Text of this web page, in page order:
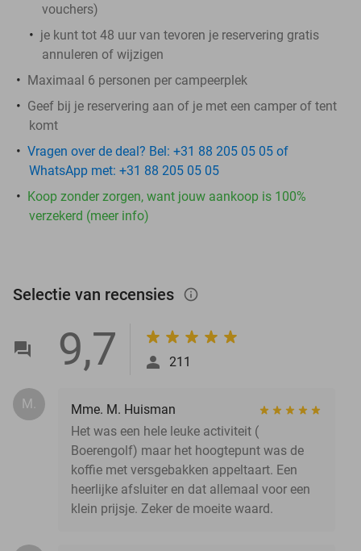
vouchers)
je kunt tot 48 uur van tevoren je reservering gratis
annuleren of wijzigen
Maximaal 6 personen per campeerplek
Geef bij je reservering aan of je met een camper of tent
komt
Vragen over de deal? Bel: +31 88 205 05 05 of
WhatsApp met: +31 88 205 05 05
Koop zonder zorgen, want jouw aankoop is 100%
verzekerd (meer info)
Selectie van recensies info_outlined
9,7 211
M.
Mme. M. Huisman
Het was een hele leuke activiteit (
Boerengolf) maar het hoogtepunt was de
koffie met versgebakken appeltaart. Een
heerlijke afsluiter en dat allemaal voor een
klein prijsje. Zeker de moeite waard.